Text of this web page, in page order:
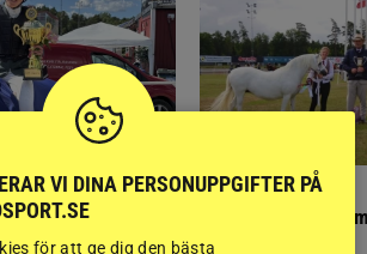
från första gnägget
GÄSTBLOGGEN
Finaldag med
VI DINA PERSONUPPGIFTER PÅ
för att ge dig den bästa